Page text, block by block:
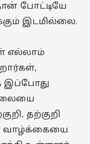
போட்டியே
இடமில்லை.
எல்லாம்
இப்போது
தற்குறி
வாழ்க்கையை